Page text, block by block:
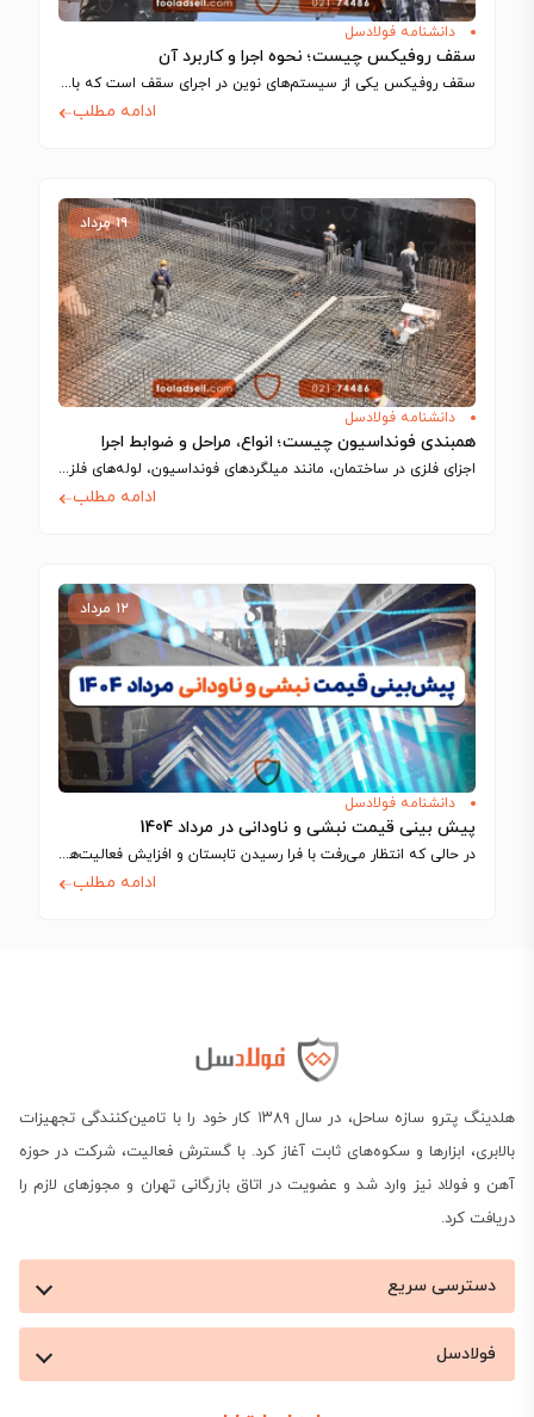
دانشنامه فولادسل
سقف روفیکس چیست؛ نحوه اجرا و کاربرد آن
سقف روفیکس یکی از سیستم‌های نوین در اجرای سقف است که با استفاده از…
ادامه مطلب
۱۹ مرداد
دانشنامه فولادسل
همبندی فونداسیون چیست؛ انواع، مراحل و ضوابط اجرا
اجزای فلزی در ساختمان، مانند میلگردهای فونداسیون، لوله‌های فلزی و شفت آسانسور، رسانای جریان…
ادامه مطلب
۱۲ مرداد
دانشنامه فولادسل
پیش بینی قیمت نبشی و ناودانی در مرداد 1404
در حالی که انتظار می‌رفت با فرا رسیدن تابستان و افزایش فعالیت‌های ساختمانی، بازار…
ادامه مطلب
هلدینگ پترو سازه ساحل، در سال ۱۳۸۹ کار خود را با تامین‌کنندگی تجهیزات
بالابری، ابزارها و سکوه‌های ثابت آغاز کرد. با گسترش فعالیت، شرکت در حوزه
آهن و فولاد نیز وارد شد و عضویت در اتاق بازرگانی تهران و مجوزهای لازم را
دریافت کرد.
دسترسی سریع
فولادسل